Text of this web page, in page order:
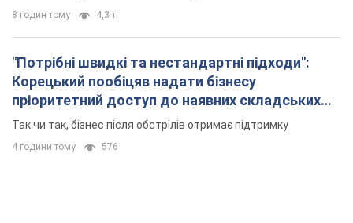
8 годин тому 4,3 т.
"Потрібні швидкі та нестандартні підходи":
Корецький пообіцяв надати бізнесу
пріоритетний доступ до наявних складських
приміщень
Так чи так, бізнес після обстрілів отримає підтримку
4 години тому 576